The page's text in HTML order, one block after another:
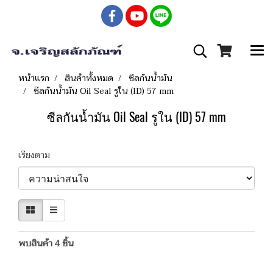
หน้าแรก สินค้าทั้งหมด
ซีลกันน้ำมัน
ซีลกันน้ำมัน Oil Seal รูใน (ID) 57 mm
ซีลกันน้ำมัน Oil Seal รูใน (ID) 57 mm
เรียงตาม
พบสินค้า 4 ชิ้น